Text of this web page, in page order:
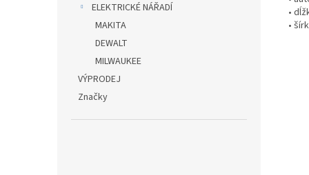
ELEKTRICKÉ NÁŘADÍ
MAKITA
DEWALT
MILWAUKEE
VÝPRODEJ
Značky
•
•